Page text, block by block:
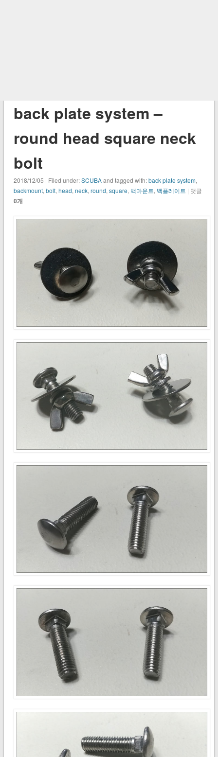
back plate system –
round head square neck
bolt
2018/12/05 | Filed under:SCUBAand tagged with:back plate system,
backmount, bolt, head, neck, round, square, 백마운트, 백플레이트 | 댓글
0개